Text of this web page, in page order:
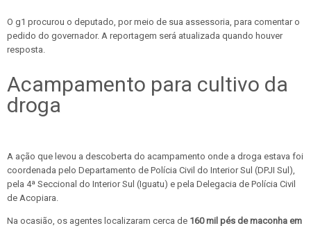
O g1 procurou o deputado, por meio de sua assessoria, para comentar o
pedido do governador. A reportagem será atualizada quando houver
resposta.
Acampamento para cultivo da
droga
A ação que levou a descoberta do acampamento onde a droga estava foi
coordenada pelo Departamento de Polícia Civil do Interior Sul (DPJI Sul),
pela 4ª Seccional do Interior Sul (Iguatu) e pela Delegacia de Polícia Civil
de Acopiara.
Na ocasião, os agentes localizaram cerca de 160 mil pés de maconha em